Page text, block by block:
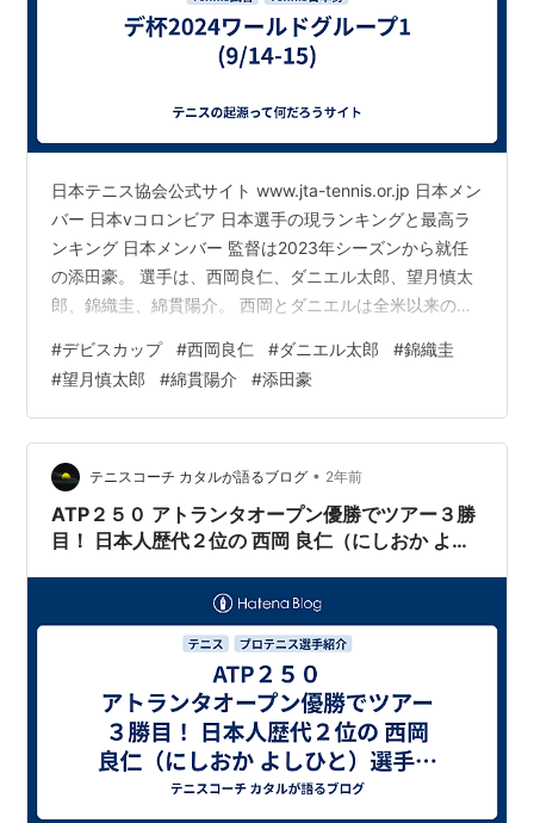
日本テニス協会公式サイト www.jta-tennis.or.jp 日本メン
バー 日本vコロンビア 日本選手の現ランキングと最高ラ
ンキング 日本メンバー 監督は2023年シーズンから就任
の添田豪。 選手は、西岡良仁、ダニエル太郎、望月慎太
郎、錦織圭、綿貫陽介。 西岡とダニエルは全米以来のプ
場。 ツアー決勝も経験(西岡優勝、ダニエル準優勝)。 去
年の、デ杯ワールドグループ1では1勝ずつもたらしてく
れた、近年の日本の頼れる2人です。 錦織は7月のモント
リオールで３勝をあげる活躍でしたが全米はスキップ。
同時期開催のチャレンジャー2大会に出場、それ…
#デビスカップ #西岡良仁 #ダニエル太郎 #錦織圭
#望月慎太郎 #綿貫陽介 #添田豪
テニスコーチ カタルが語るブログ • 2年前
ATP２５０ アトランタオープン優勝でツアー３勝
目！ 日本人歴代２位の 西岡 良仁（にしおか よし